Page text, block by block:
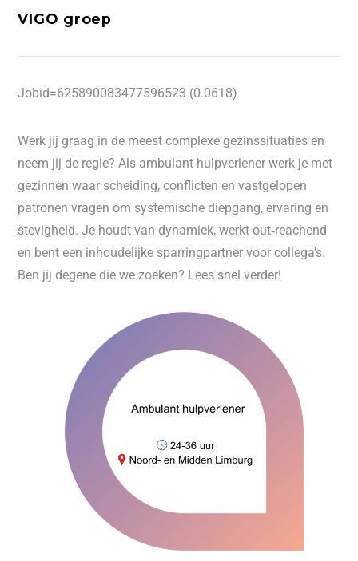
VIGO groep
Jobid=625890083477596523 (0.0618)
Werk jij graag in de meest complexe gezinssituaties en
neem jij de regie? Als ambulant hulpverlener werk je met
gezinnen waar scheiding, conflicten en vastgelopen
patronen vragen om systemische diepgang, ervaring en
stevigheid. Je houdt van dynamiek, werkt out‑reachend
en bent een inhoudelijke sparringpartner voor collega’s.
Ben jij degene die we zoeken? Lees snel verder!